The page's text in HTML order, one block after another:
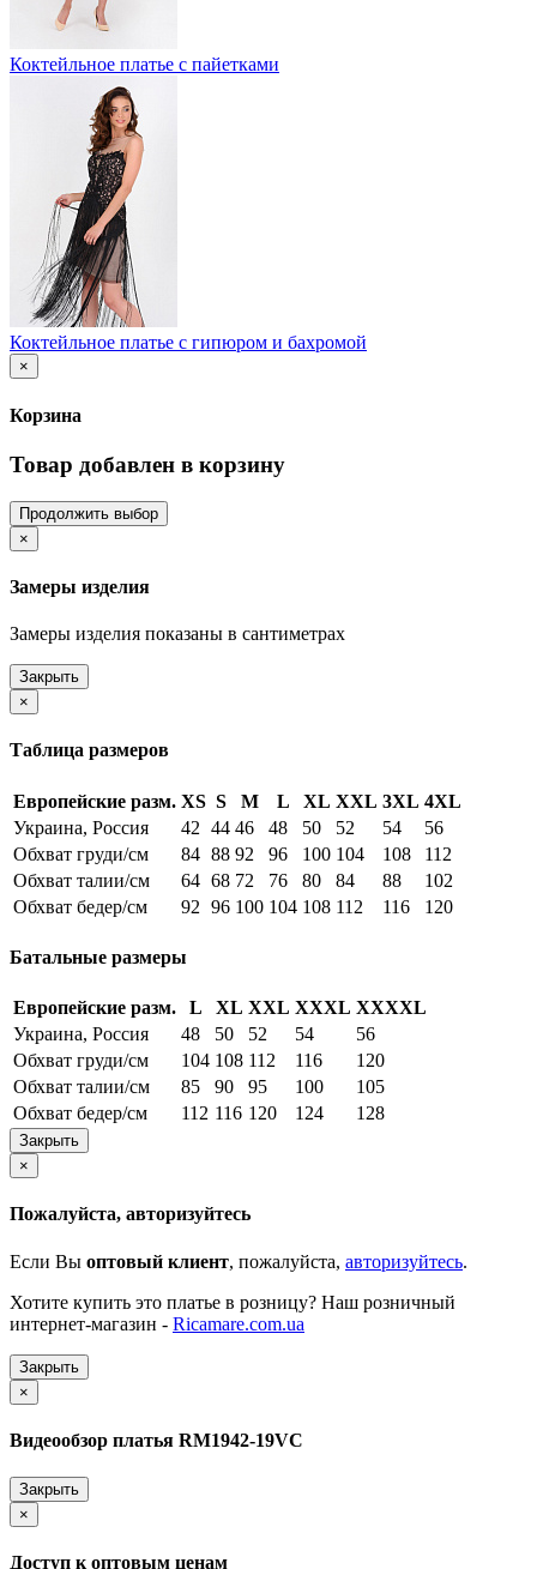
Коктейльное платье с пайетками
Коктейльное платье с гипюром и бахромой
×
Корзина
Товар добавлен в корзину
Продолжить выбор
×
Замеры изделия
Замеры изделия показаны в сантиметрах
Закрыть
×
Таблица размеров
Европейские разм. XS S M L XL XXL 3XL 4XL
Украина, Россия
42 44 46 48 50 52 54
56
Обхват груди/см
84 88 92 96 100 104 108
112
Обхват талии/см
64 68 72 76 80 84 88
102
Обхват бедер/см
92 96 100 104 108 112 116 120
Батальные размеры
Европейские разм. L XL XXL XXXL XXXXL
Украина, Россия
48 50 52 54
56
Обхват груди/см
104 108 112 116
120
Обхват талии/см
85 90 95 100
105
Обхват бедер/см
112 116 120 124 128
Закрыть
×
Пожалуйста, авторизуйтесь
Если Вы оптовый клиент, пожалуйста, авторизуйтесь.
Хотите купить это платье в розницу? Наш розничный
интернет-магазин - Ricamare.com.ua
Закрыть
×
Видеообзор платья RM1942-19VC
Закрыть
×
Доступ к оптовым ценам